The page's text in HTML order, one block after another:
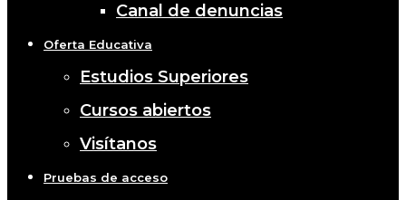
Canal de denuncias
Oferta Educativa
Estudios Superiores
Cursos abiertos
Visítanos
Pruebas de acceso